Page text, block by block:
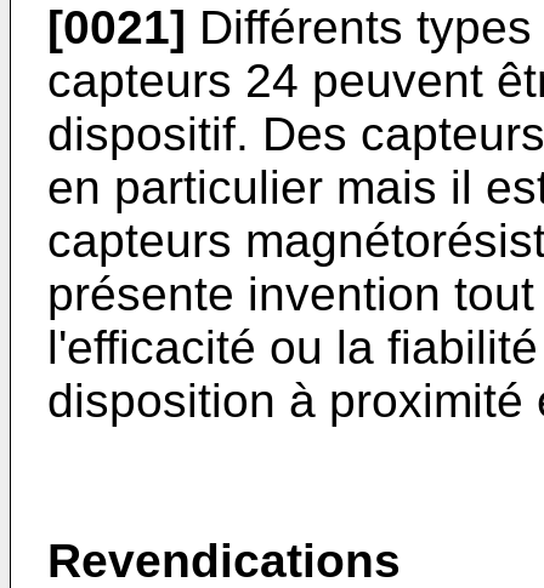
[0021] Différents
capteurs 24 peuvent
dispositif. Des
en particulier mais il
capteurs
présente invention
l'efficacité ou la
disposition à proximité
Revendications